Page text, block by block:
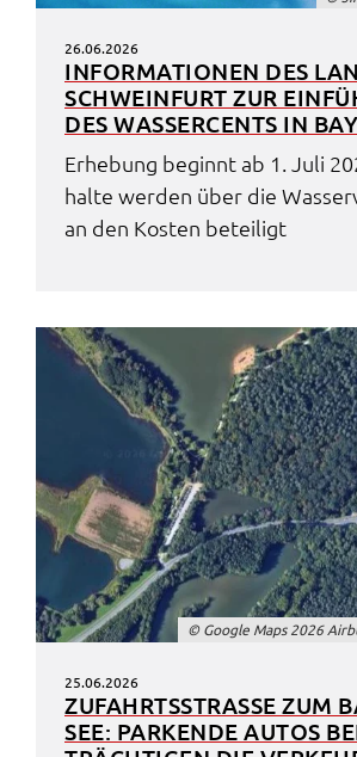
26.06.2026
INFOR­MA­TIO­NEN DES
SCHWEIN­FURT ZUR
DES WASSER­CENTS IN
Erhe­bung beginnt ab 1. Juli
hal­te werden über die
an den Kosten betei­ligt
© Goog­le Maps 2026
25.06.2026
ZUFAHRTS­STRA­SSE ZUM
EE: PARKEN­DE AUTOS